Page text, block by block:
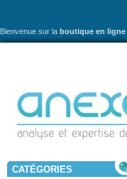
Bienvenue sur la boutique en ligne
CATÉGORIES